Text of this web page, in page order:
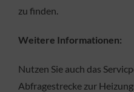
zu finden.
Weitere Informationen:
Nutzen Sie auch das
Abfragestrecke zur